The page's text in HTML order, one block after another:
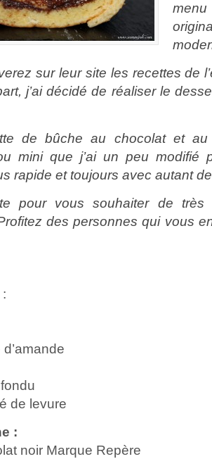
sur leur site les recettes de
j’ai décidé de réaliser le
de bûche au chocolat et
mini que j’ai un peu modifié
rapide et toujours avec autant
pour vous souhaiter de
des personnes qui vous
de levure
:
noir Marque Repère